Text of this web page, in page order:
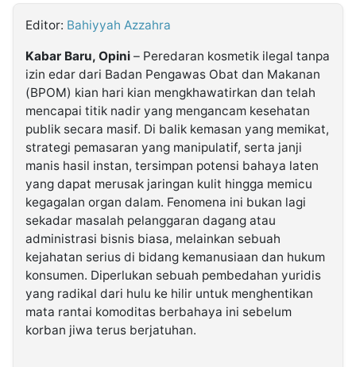
Kabarbaru.co
2026
Kabarbaru
Media
Holding
Editor: Bahiyyah Azzahra
Kabar Baru, Opini – Peredaran kosmetik ilegal tanpa
izin edar dari Badan Pengawas Obat dan Makanan
(BPOM) kian hari kian mengkhawatirkan dan telah
mencapai titik nadir yang mengancam kesehatan
publik secara masif. Di balik kemasan yang memikat,
strategi pemasaran yang manipulatif, serta janji
manis hasil instan, tersimpan potensi bahaya laten
yang dapat merusak jaringan kulit hingga memicu
kegagalan organ dalam. Fenomena ini bukan lagi
sekadar masalah pelanggaran dagang atau
administrasi bisnis biasa, melainkan sebuah
kejahatan serius di bidang kemanusiaan dan hukum
konsumen. Diperlukan sebuah pembedahan yuridis
yang radikal dari hulu ke hilir untuk menghentikan
mata rantai komoditas berbahaya ini sebelum
korban jiwa terus berjatuhan.